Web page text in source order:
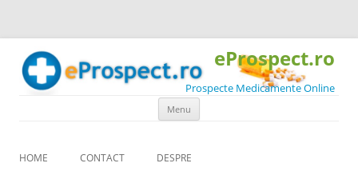
eProspect.ro
Prospecte Medicamente Online
Menu
HOME CONTACT DESPRE